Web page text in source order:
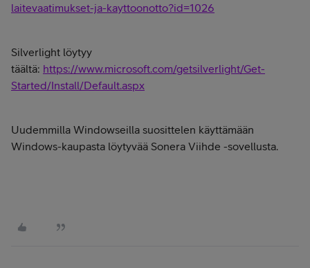
laitevaatimukset-ja-kayttoonotto?id=1026
Silverlight löytyy
täältä: https://www.microsoft.com/getsilverlight/Get-
Started/Install/Default.aspx
Uudemmilla Windowseilla suosittelen käyttämään
Windows-kaupasta löytyvää Sonera Viihde -sovellusta.